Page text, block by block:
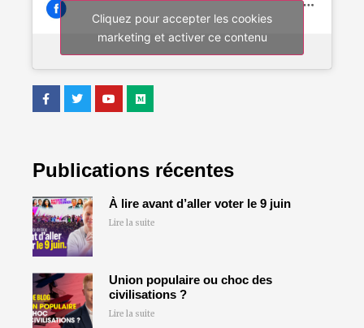
Cliquez pour accepter les cookies
marketing et activer ce contenu
Publications récentes
À lire avant d’aller voter le 9 juin
Lire la suite
Union populaire ou choc des
civilisations ?
Lire la suite